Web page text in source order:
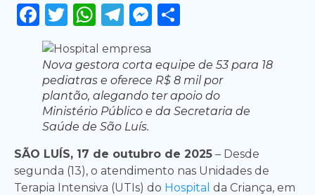
Facebook
Twitter
WhatsApp
Telegram
Messenger
Nova gestora corta equipe de 53 para 18
pediatras e oferece R$ 8 mil por
plantão, alegando ter apoio do
Ministério Público e da Secretaria de
Saúde de São Luís.
SÃO LUÍS, 17 de outubro de 2025 – Desde
segunda (13), o atendimento nas Unidades de
Terapia Intensiva (UTIs) do Hospital da Criança, em